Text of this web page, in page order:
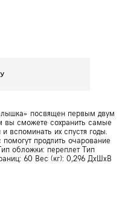
посвящен первым двум
сможете сохранить самые
вспоминать их спустя годы.
продлить очарование
обложки: переплет Тип
60 Вес (кг): 0,296 ДxШxВ